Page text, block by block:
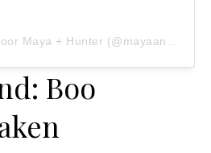
Boo